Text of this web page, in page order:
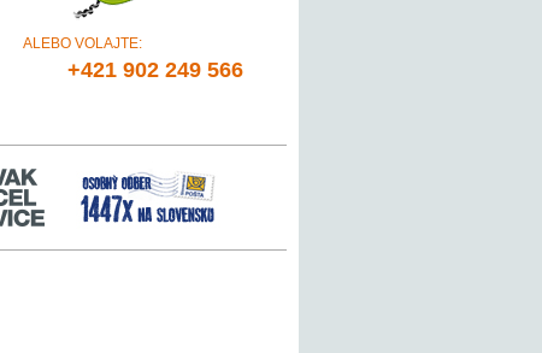
ALEBO VOLAJTE:
+421 902 249 566